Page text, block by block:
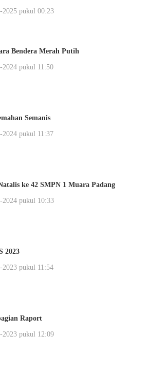
2025 pukul 00:23
Bendera Merah Putih
2024 pukul 11:50
Semanis
2024 pukul 11:37
ke 42 SMPN 1 Muara Padang
2024 pukul 10:33
2023
2023 pukul 11:54
Raport
2023 pukul 12:09